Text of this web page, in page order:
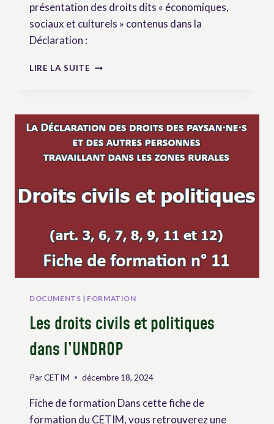
présentation des droits dits « économiques,
sociaux et culturels » contenus dans la
Déclaration :
LIRE LA SUITE LES
ET
CULTURELS
DANS
L’UNDROP
DOCUMENTS | FORMATION
Les droits civils et politiques
dans l’UNDROP
ParCETIM décembre 18, 2024
Fiche de formation Dans cette fiche de
formation du CETIM, vous retrouverez une